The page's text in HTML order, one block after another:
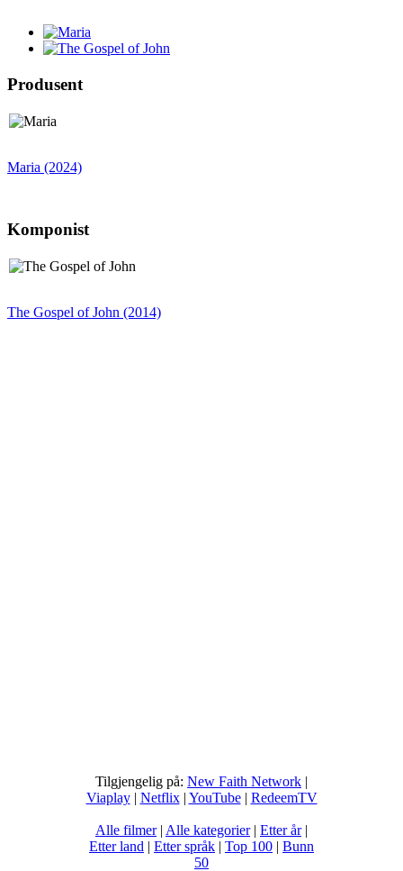
Produsent
Maria (2024)
Komponist
The Gospel of John (2014)
Tilgjengelig på: New Faith Network |
Viaplay| Netflix| YouTube| RedeemTV
Alle filmer| Alle kategorier| Etter år|
Etter land | Etter språk | Top 100 | Bunn
50